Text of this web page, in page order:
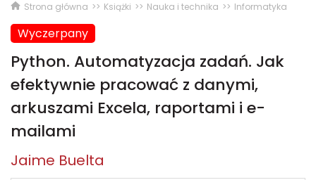
Strona główna Książki Nauka i technika Informatyka
Wyczerpany
Python. Automatyzacja zadań. Jak
efektywnie pracować z danymi,
arkuszami Excela, raportami i e-
mailami
Jaime Buelta